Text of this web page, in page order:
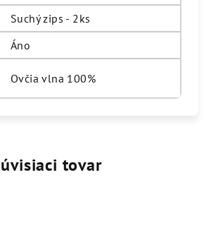
Suchý zips - 2ks
Áno
Ovčia vlna 100%
tovar